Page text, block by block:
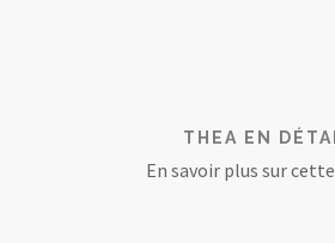
THEA EN
En savoir plus sur